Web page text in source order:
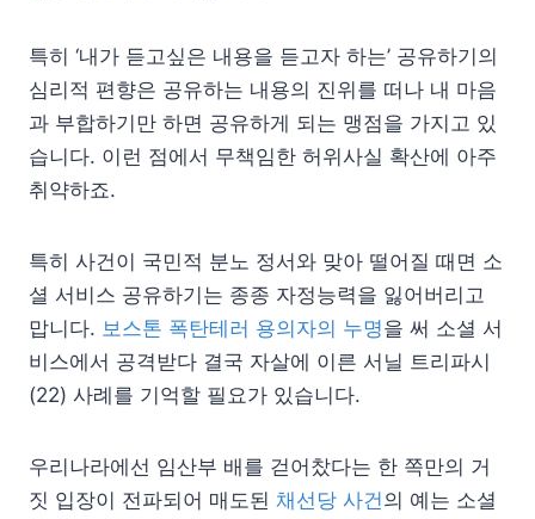
특히 ‘내가 듣고싶은 내용을 듣고자 하는’ 공유하기의
심리적 편향은 공유하는 내용의 진위를 떠나 내 마음
과 부합하기만 하면 공유하게 되는 맹점을 가지고 있
습니다. 이런 점에서 무책임한 허위사실 확산에 아주
취약하죠.
특히 사건이 국민적 분노 정서와 맞아 떨어질 때면 소
셜 서비스 공유하기는 종종 자정능력을 잃어버리고
맙니다. 보스톤 폭탄테러 용의자의 누명을 써 소셜 서
비스에서 공격받다 결국 자살에 이른 서닐 트리파시
(22) 사례를 기억할 필요가 있습니다.
우리나라에선 임산부 배를 걷어찼다는 한 쪽만의 거
짓 입장이 전파되어 매도된 채선당 사건의 예는 소셜